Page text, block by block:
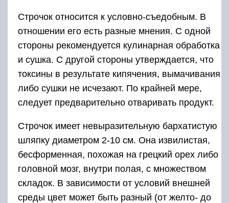
Строчок относится к условно-съедобным. В
отношении его есть разные мнения. С одной
стороны рекомендуется кулинарная обработка
и сушка. С другой стороны утверждается, что
токсины в результате кипячения, вымачивания
либо сушки не исчезают. По крайней мере,
следует предварительно отваривать продукт.
Строчок имеет невыразительную бархатистую
шляпку диаметром 2-10 см. Она извилистая,
бесформенная, похожая на грецкий орех либо
головной мозг, внутри полая, с множеством
складок. В зависимости от условий внешней
среды цвет может быть разный (от желто- до